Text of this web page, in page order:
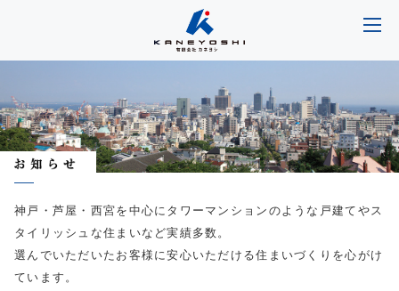
神戸・芦屋・西宮を中心にタワーマンションのような戸建てやス
タイリッシュな住まいなど実績多数。
選んでいただいたお客様に安心いただける住まいづくりを心がけ
ています。